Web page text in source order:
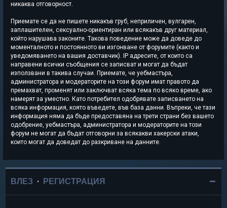
никаква отговорност.
Приемате се да не пишете никакъв груб, неприличен, вулгарен,
заплашителен, сексуално-ориентиран или всякакъв друг материал,
който нарушава законите. Такова поведение може да доведе до
моменталното и постоянното ви изгонване от форумите (както и
уведомяването на вашия доставчик). IP адресите, от които са
направени всички съобщения се записват и могат да бъдат
използвани в такива случаи. Приемате, че уебмастъра,
администратора и модераторите на този форум имат правото да
премахват, променят или заключват всяка тема по всяко време, ако
намерят за уместно. Като потребител одобрявате записването на
всяка информация, която въведете, във база данни. Въпреки, че тази
информация няма да бъде предоставяна на трети страни без вашето
одобрение, уебмастъра, администратора и модераторите на този
форум не могат да бъдат отговорни за всякакви хакерски атаки,
които могат да доведат до разкриване на данните.
ВЛЕЗ • РЕГИСТРАЦИЯ